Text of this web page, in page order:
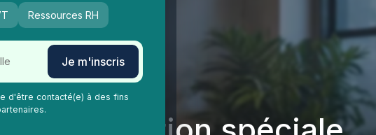
vie-travail
Ressources RH
Je m'inscris
d'être contacté(e) à des fins